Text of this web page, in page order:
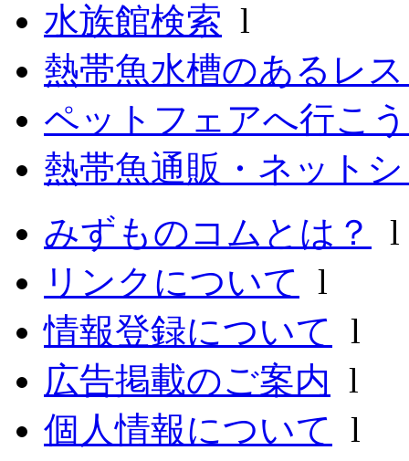
水族館検索 l
熱帯魚水槽のあるレ
ペットフェアへ行こ
熱帯魚通販・ネット
みずものコムとは？
リンクについて l
情報登録について l
広告掲載のご案内 l
個人情報について l